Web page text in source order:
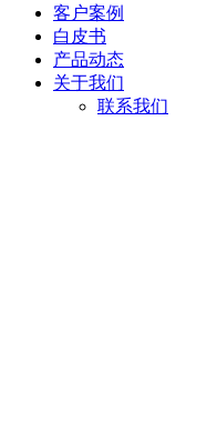
客户案例
白皮书
产品动态
关于我们
联系我们